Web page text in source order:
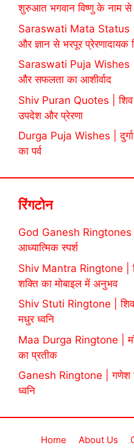
शुरुआत भगवान विष्णु के नाम से
Saraswati Mata Status |
और ज्ञान से भरपूर प्रेरणादायक
Saraswati Puja Wishes |
और सफलता का आशीर्वाद
Shiv Puran Quotes | शिव
उपदेश और प्रेरणा
Durga Puja Wishes |
का पर्व
रिंगटोन
God Ganesh Ringtones
आध्यात्मिक स्पर्श
Shiv Mantra Ringtone |
शक्ति का मोबाइल में अनुभव
Shiv Stuti Ringtone | शिव
मधुर ध्वनि
Maa Durga Ringtone | माँ
का प्रतीक
Ganesh Ringtone | गणेश
ध्वनि
Home About Us